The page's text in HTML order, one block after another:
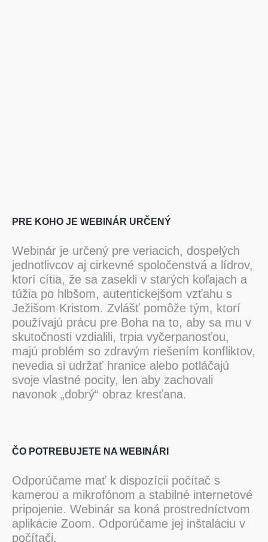
PRE KOHO JE WEBINÁR URČENÝ
Webinár je určený pre veriacich, dospelých
jednotlivcov aj cirkevné spoločenstvá a lídrov,
ktorí cítia, že sa zasekli v starých koľajach a
túžia po hlbšom, autentickejšom vzťahu s
Ježišom Kristom. Zvlášť pomôže tým, ktorí
používajú prácu pre Boha na to, aby sa mu v
skutočnosti vzdialili, trpia vyčerpanosťou,
majú problém so zdravým riešením konfliktov,
nevedia si udržať hranice alebo potláčajú
svoje vlastné pocity, len aby zachovali
navonok „dobrý“ obraz kresťana.
ČO POTREBUJETE NA WEBINÁRI
Odporúčame mať k dispozícii počítač s
kamerou a mikrofónom a stabilné internetové
pripojenie. Webinár sa koná prostredníctvom
aplikácie Zoom. Odporúčame jej inštaláciu v
počítači.